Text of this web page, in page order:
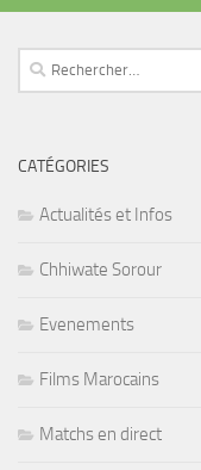
Rechercher :
CATÉGORIES
Actualités et Infos
Chhiwate Sorour
Evenements
Films Marocains
Matchs en direct